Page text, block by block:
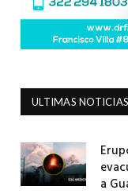
ULTIMAS NOTICIAS
a